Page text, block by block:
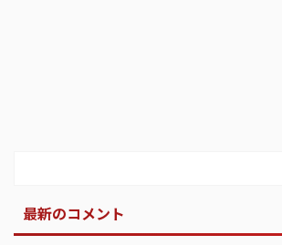
最新のコメント